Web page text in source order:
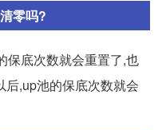
零吗?
保底次数就会重置了,也
,up池的保底次数就会